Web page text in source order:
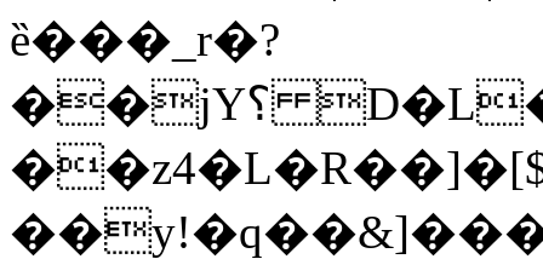
ȅ���_r�?
��jY؟ D�L���<��d�uA<�)���ף�Жgc��}:n{��;��2�_��r`gB8pP�QlC��1�WMqi[��
��y!�q��&]���